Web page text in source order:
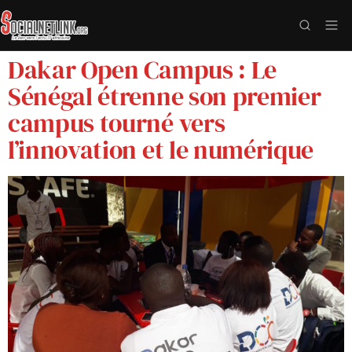
Dakar Open Campus : Le
Sénégal étrenne son premier
campus tourné vers
l’innovation et le numérique